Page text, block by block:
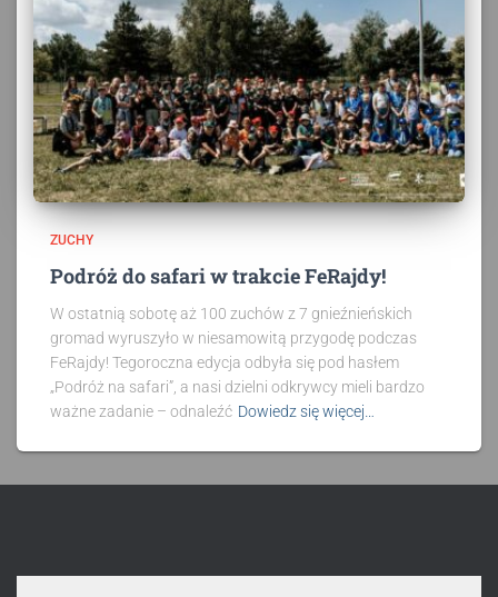
ZUCHY
Podróż do safari w trakcie FeRajdy!
W ostatnią sobotę aż 100 zuchów z 7 gnieźnieńskich
gromad wyruszyło w niesamowitą przygodę podczas
FeRajdy! Tegoroczna edycja odbyła się pod hasłem
„Podróż na safari”, a nasi dzielni odkrywcy mieli bardzo
ważne zadanie – odnaleźć Dowiedz się więcej…